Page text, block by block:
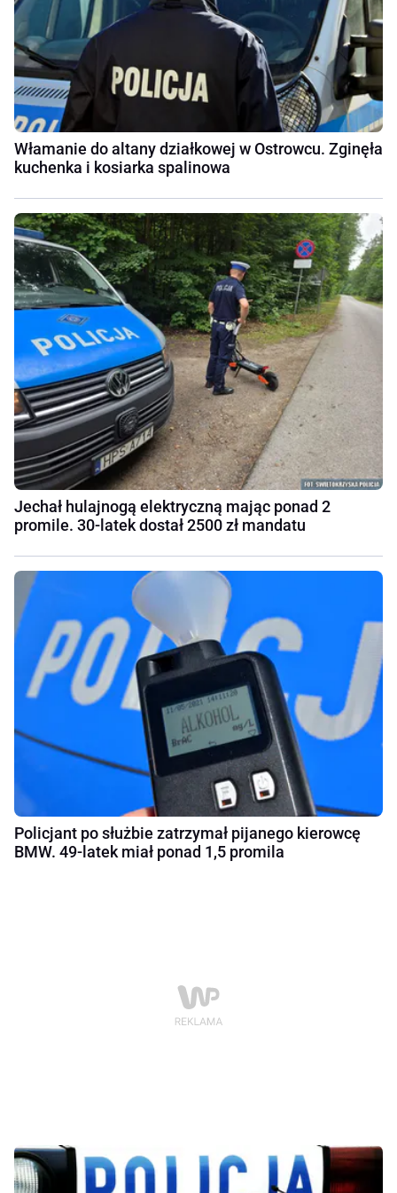
Włamanie do altany działkowej w Ostrowcu. Zginęła
kuchenka i kosiarka spalinowa
Jechał hulajnogą elektryczną mając ponad 2
promile. 30-latek dostał 2500 zł mandatu
Policjant po służbie zatrzymał pijanego kierowcę
BMW. 49-latek miał ponad 1,5 promila